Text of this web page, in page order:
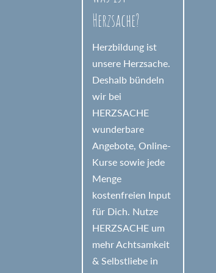
Herzsache?
Herzbildung ist
unsere Herzsache.
Deshalb bündeln
wir bei
HERZSACHE
wunderbare
Angebote, Online-
Kurse sowie jede
Menge
kostenfreien Input
für Dich. Nutze
HERZSACHE um
mehr Achtsamkeit
& Selbstliebe in